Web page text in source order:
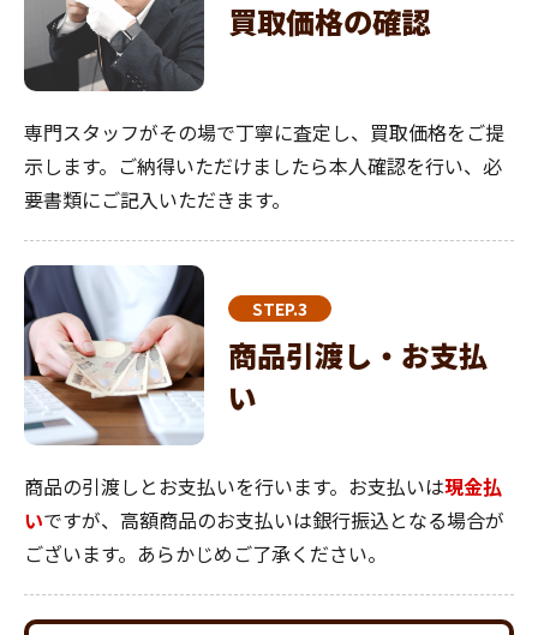
買取価格の確認
専門スタッフがその場で丁寧に査定し、買取価格をご提
示します。ご納得いただけましたら本人確認を行い、必
要書類にご記入いただきます。
STEP.3
商品引渡し・お支払
い
商品の引渡しとお支払いを行います。お支払いは現金払
いですが、高額商品のお支払いは銀行振込となる場合が
ございます。あらかじめご了承ください。